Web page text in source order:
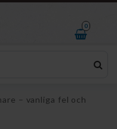
0
– vanliga fel och